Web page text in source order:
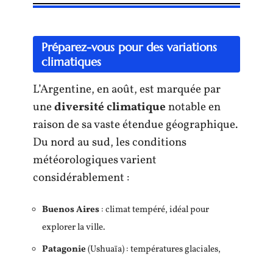
Préparez-vous pour des variations
climatiques
L’Argentine, en août, est marquée par
unediversité climatiquenotable en
raison de sa vaste étendue géographique.
Du nord au sud, les conditions
météorologiques varient
considérablement :
Buenos Aires: climat tempéré, idéal pour
explorer la ville.
Patagonie(Ushuaïa) : températures glaciales,